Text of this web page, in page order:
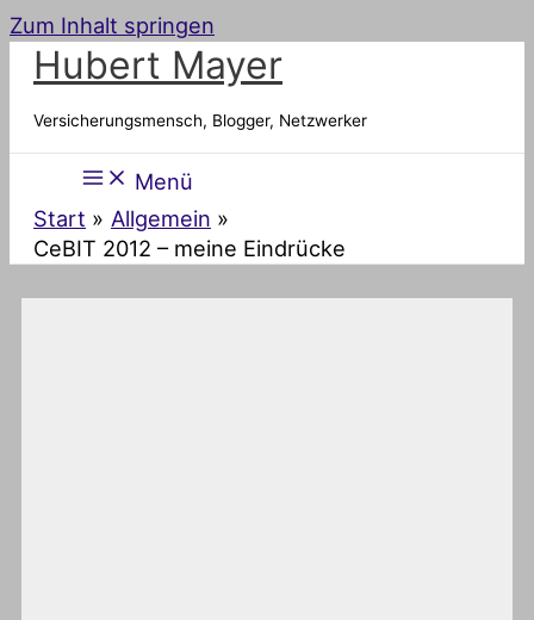
Zum Inhalt springen
Hubert Mayer
Versicherungsmensch, Blogger, Netzwerker
Menü
Start
Allgemein
CeBIT 2012 – meine Eindrücke